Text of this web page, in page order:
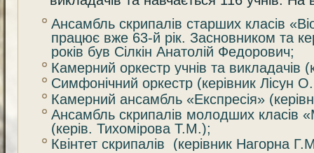
Ансамбль скрипалів старших класів
працює вже 63-й рік. Засновником та
років був Сілкін Анатолій Федорович;
Камерний оркестр учнів та викладачів
Симфонічний оркестр (керівник Лісун
Камерний ансамбль «Експресія»
Ансамбль скрипалів молодших класів
(керів. Тихомірова Т.М.);
Квінтет скрипалів (керівник Нагорна